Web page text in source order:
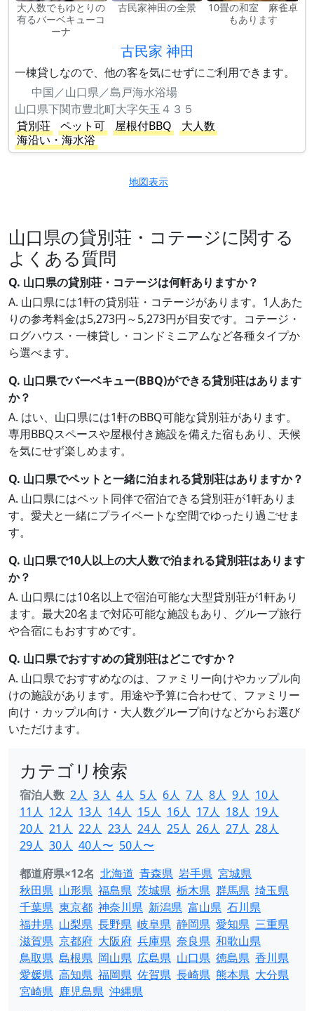
大人数でもゆとりの
有るバーベキューコ
ーナ
古民家神田の全景
10畳の和室 麻雀卓
もあります
古民家 神田
一棟貸しなので、他の客を気にせずにご利用できます。
中国／山口県／島戸海水浴場
山口県下関市豊北町大字矢玉４３５
貸別荘
ペット可 屋根付BBQ
大人数
海沿い・海水浴
地図表示
山口県の貸別荘・コテージに関する
よくある質問
Q. 山口県の貸別荘・コテージは何軒ありますか？
A. 山口県には1軒の貸別荘・コテージがあります。1人あた
りの参考料金は5,273円～5,273円が目安です。コテージ・
ログハウス・一棟貸し・コンドミニアムなど各種タイプか
ら選べます。
Q. 山口県でバーベキュー(BBQ)ができる貸別荘はあります
か？
A. はい、山口県には1軒のBBQ可能な貸別荘があります。
専用BBQスペースや屋根付き施設を備えた宿もあり、天候
を気にせず楽しめます。
Q. 山口県でペットと一緒に泊まれる貸別荘はありますか？
A. 山口県にはペット同伴で宿泊できる貸別荘が1軒ありま
す。愛犬と一緒にプライベートな空間でゆったり過ごせま
す。
Q. 山口県で10人以上の大人数で泊まれる貸別荘はあります
か？
A. 山口県には10名以上で宿泊可能な大型貸別荘が1軒あり
ます。最大20名まで対応可能な施設もあり、グループ旅行
や合宿にもおすすめです。
Q. 山口県でおすすめの貸別荘はどこですか？
A. 山口県でおすすめなのは、ファミリー向けやカップル向
けの施設があります。用途や予算に合わせて、ファミリー
向け・カップル向け・大人数グループ向けなどからお選び
いただけます。
カテゴリ検索
宿泊人数 2人 3人 4人 5人 6人 7人 8人 9人 10人
11人 12人 13人 14人 15人 16人 17人 18人 19人
20人 21人 22人 23人 24人 25人 26人 27人 28人
29人 30人 40人〜 50人〜
都道府県×12名 北海道 青森県 岩手県 宮城県
秋田県 山形県 福島県 茨城県 栃木県 群馬県 埼玉県
千葉県 東京都 神奈川県 新潟県 富山県 石川県
福井県 山梨県 長野県 岐阜県 静岡県 愛知県 三重県
滋賀県 京都府 大阪府 兵庫県 奈良県 和歌山県
鳥取県 島根県 岡山県 広島県 山口県 徳島県 香川県
愛媛県 高知県 福岡県 佐賀県 長崎県 熊本県 大分県
宮崎県 鹿児島県 沖縄県